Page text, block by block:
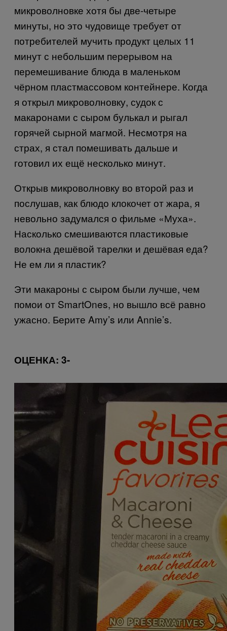
микроволновке хотя бы две-четыре
минуты, но это чудовище требует от
потребителей мучить продукт целых 11
минут с небольшим перерывом на
перемешивание блюда в маленьком
чёрном пластмассовом контейнере. Когда
я открыл микроволновку, судок с
макаронами с сыром булькал и рыгал
горячей сырной магмой. Несмотря на
страх, я стал помешивать дальше и
готовил их ещё несколько минут.
Открыв микроволновку во второй раз и
послушав, как блюдо клокочет от жара, я
невольно задумался о фильме «Муха».
Насколько смешиваются пластиковые
волокна дешёвой тарелки и дешёвая еда?
Не ем ли я пластик?
Эти макароны с сыром были лучше, чем
помои от SmartOnes, но вышло всё равно
ужасно. Берите Amy’s или Annie’s.
ОЦЕНКА: 3-